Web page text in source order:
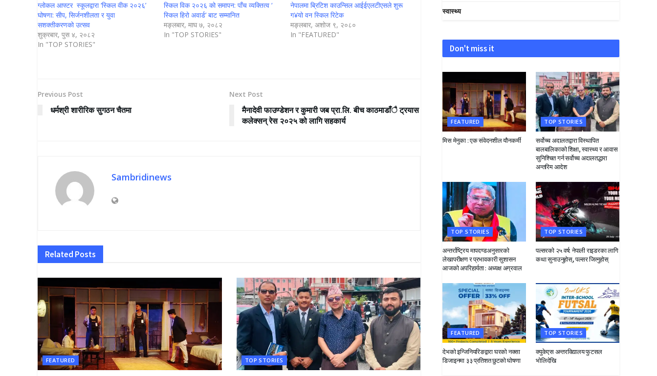
ग्लोकल आफ्टर स्कूलद्वारा ‘स्किल वीक २०२६’
घोषणा: सीप, सिर्जनशीलता र युवा
सशक्तीकरणको उत्सव
शुक्रबार, पुस ४, २०८२
In "TOP STORIES"
स्किल विक २०२६ को समापन: पाँच व्यक्तित्व ‘
स्किल हिरो अवार्ड’ बाट सम्मानित
मङ्लबार, माघ ७, २०८२
In "TOP STORIES"
नेपालमा ब्रिटिश काउन्सिल आईईएलटीएसले शुरू
ग¥यो वन स्किल रिटेक
मङ्लबार, अशोज ९, २०८०
In "FEATURED"
Previous Post
धर्मश्री शारीरिक सुगठन चैतमा
Next Post
मैनादेवी फाउण्डेशन र कुमारी जब प्रा.लि. बीच काठमाडाँै ट्रयास
कलेक्सन् रेस २०२५ को लागि सहकार्य
Sambridinews
Related Posts
FEATURED TOP STORIES
स्वास्थ्य
Don't miss it
FEATURED
मिस मेनुका : एक संवेदनशील यौनकर्मी
TOP STORIES
सर्वोच्च अदालतद्वारा विस्थापित
बालबालिकाको शिक्षा, स्वास्थ्य र आवास
सुनिश्चित गर्न सर्वोच्च अदालतद्धारा
अन्तरिम आदेश
TOP STORIES
अन्तर्राष्ट्रिय मापदण्डअनुसारको
लेखापरीक्षण र प्रभावकारी सुशासन
आजको अपरिहार्यता : अध्यक्ष अग्रवाल
TOP STORIES
पल्सरको २५ वर्ष: नेपाली राइडरका लागि सुनौलो अवसर
कथा सुनाउनुहोस्, पल्सर जित्नुहोस्
FEATURED
देभको इन्जिनियरिङद्वारा घरको नक्सा
डिजाइनमा ३३ प्रतिशत छुटको घोषणा
TOP STORIES
क्युकेएस अन्तरविद्यालय फुटसल
भोलिदेखि